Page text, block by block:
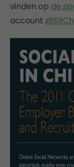
vinden op de
account